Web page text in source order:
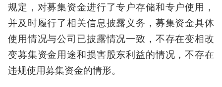
规定，对募集资金进行了专户存储和专户使用，
并及时履行了相关信息披露义务，募集资金具体
使用情况与公司已披露情况一致，不存在变相改
变募集资金用途和损害股东利益的情况，不存在
违规使用募集资金的情形。